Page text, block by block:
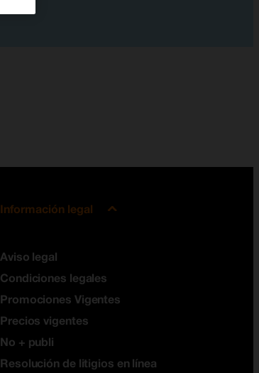
Información legal
Aviso legal
Condiciones legales
Promociones Vigentes
Precios vigentes
No + publi
Resolución de litigios en línea